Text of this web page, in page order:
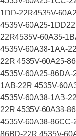
1DD-22R4535V-
4535V-60A25-
22R4535V-60A35-
4535V-60A38-1AA-
22R 4535V-60A25-
4535V-60A25-86DA-
1AB-22R 4535V-
4535V-60A38-1AB-
22R 4535V-60A38-
4535V-60A38-86CC-
86BD-22R 4535V-